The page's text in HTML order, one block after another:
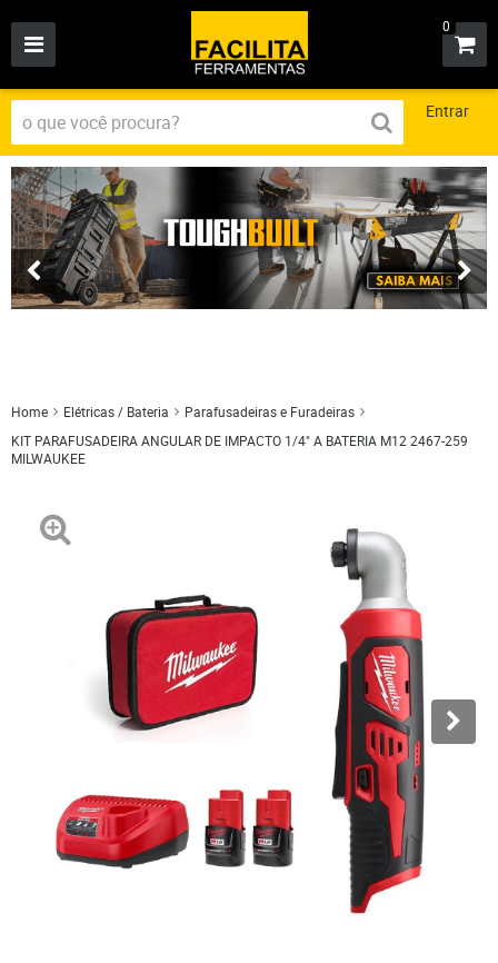
0
Entrar
Home Elétricas / Bateria
Parafusadeiras e Furadeiras
KIT PARAFUSADEIRA ANGULAR DE IMPACTO 1/4" A BATERIA M12 2467-259
MILWAUKEE